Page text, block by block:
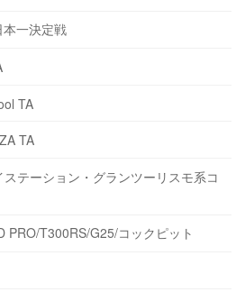
本一決定戦
TA
TA
ステーション・グランツーリスモ系コ
PRO/T300RS/G25/コックピット